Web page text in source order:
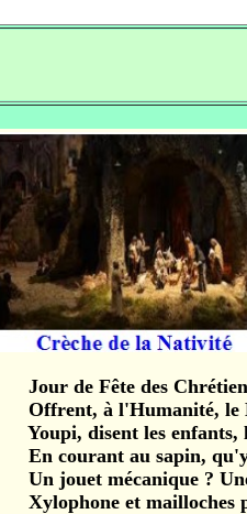
Jour de Fête des
Offrent, à l'Humanité, le
Youpi, disent les enfants,
En courant au sapin, qu'y
Un jouet mécanique ?
Xylophone et mailloches